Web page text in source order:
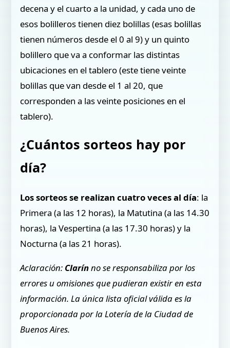
decena y el cuarto a la unidad, y cada uno de
esos bolilleros tienen diez bolillas (esas bolillas
tienen números desde el 0 al 9) y un quinto
bolillero que va a conformar las distintas
ubicaciones en el tablero (este tiene veinte
bolillas que van desde el 1 al 20, que
corresponden a las veinte posiciones en el
tablero).
¿Cuántos sorteos hay por
día?
Los sorteos se realizan cuatro veces al día: la
Primera (a las 12 horas), la Matutina (a las 14.30
horas), la Vespertina (a las 17.30 horas) y la
Nocturna (a las 21 horas).
Aclaración: Clarínno se responsabiliza por los
errores u omisiones que pudieran existir en esta
información. La única lista oficial válida es la
proporcionada por la Lotería de la Ciudad de
Buenos Aires.